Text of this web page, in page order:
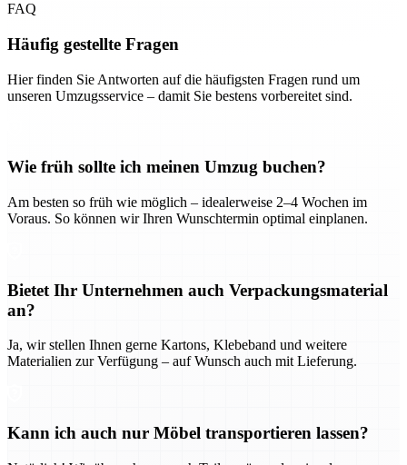
FAQ
Häufig gestellte Fragen
Hier finden Sie Antworten auf die häufigsten Fragen rund um
unseren Umzugsservice – damit Sie bestens vorbereitet sind.
Wie früh sollte ich meinen Umzug buchen?
Am besten so früh wie möglich – idealerweise 2–4 Wochen im
Voraus. So können wir Ihren Wunschtermin optimal einplanen.
Bietet Ihr Unternehmen auch Verpackungsmaterial
an?
Ja, wir stellen Ihnen gerne Kartons, Klebeband und weitere
Materialien zur Verfügung – auf Wunsch auch mit Lieferung.
Kann ich auch nur Möbel transportieren lassen?